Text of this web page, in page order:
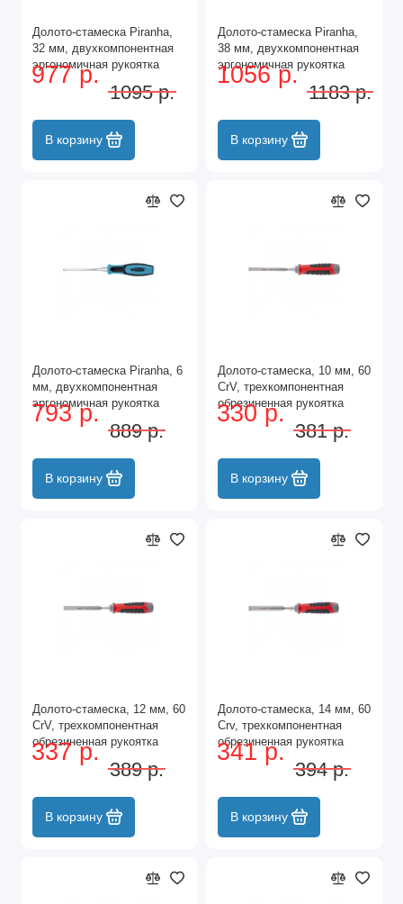
Долото-стамеска Piranha,
32 мм, двухкомпонентная
эргономичная рукоятка
Gross
977 р.
1095 р.
В корзину
Долото-стамеска Piranha,
38 мм, двухкомпонентная
эргономичная рукоятка
Gross
1056 р.
1183 р.
В корзину
Долото-стамеска Piranha, 6
мм, двухкомпонентная
эргономичная рукоятка
Gross
793 р.
889 р.
В корзину
Долото-стамеска, 10 мм, 60
CrV, трехкомпонентная
обрезиненная рукоятка
Matrix
330 р.
381 р.
В корзину
Долото-стамеска, 12 мм, 60
CrV, трехкомпонентная
обрезиненная рукоятка
Matrix
337 р.
389 р.
В корзину
Долото-стамеска, 14 мм, 60
Crv, трехкомпонентная
обрезиненная рукоятка
Matrix
341 р.
394 р.
В корзину